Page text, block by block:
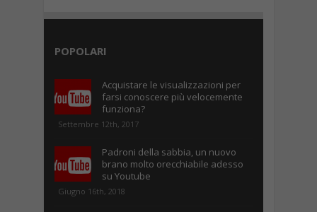
POPOLARI
Acquistare le visualizzazioni per
farsi conoscere più velocemente
funziona?
Settembre 12th, 2017
Padroni della sabbia, un nuovo
brano molto orecchiabile adesso
su Youtube
Giugno 16th, 2018